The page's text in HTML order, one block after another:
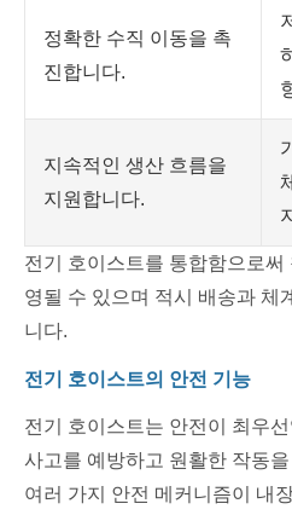
정확한 수직 이동을 촉
진합니다.
지속적인 생산 흐름을
지원합니다.
전기 호이스트를 통합함으로
영될 수 있으며 적시 배송과 체
니다.
전기 호이스트의 안전 기능
전기 호이스트는 안전이 최우
사고를 예방하고 원활한 작동
여러 가지 안전 메커니즘이 내